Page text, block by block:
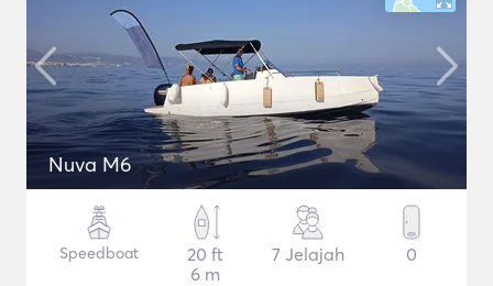
Nuva M6
Speedboat
20 ft
6 m
7 Jelajah 0